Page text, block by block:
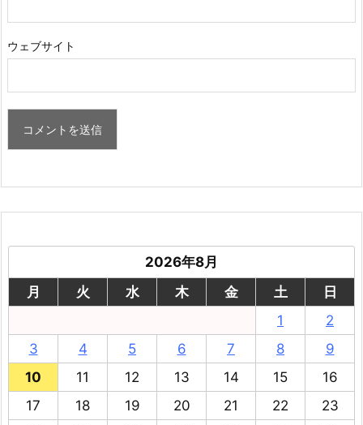
ウェブサイト
2026年8月
月
火 水 木 金 土
日
1
2
3
4 5 6 7 8
9
10
11 12 13 14 15
16
17
18 19 20 21 22
23